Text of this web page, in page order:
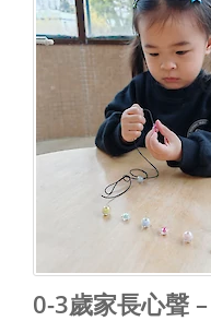
0-3歲家長心聲